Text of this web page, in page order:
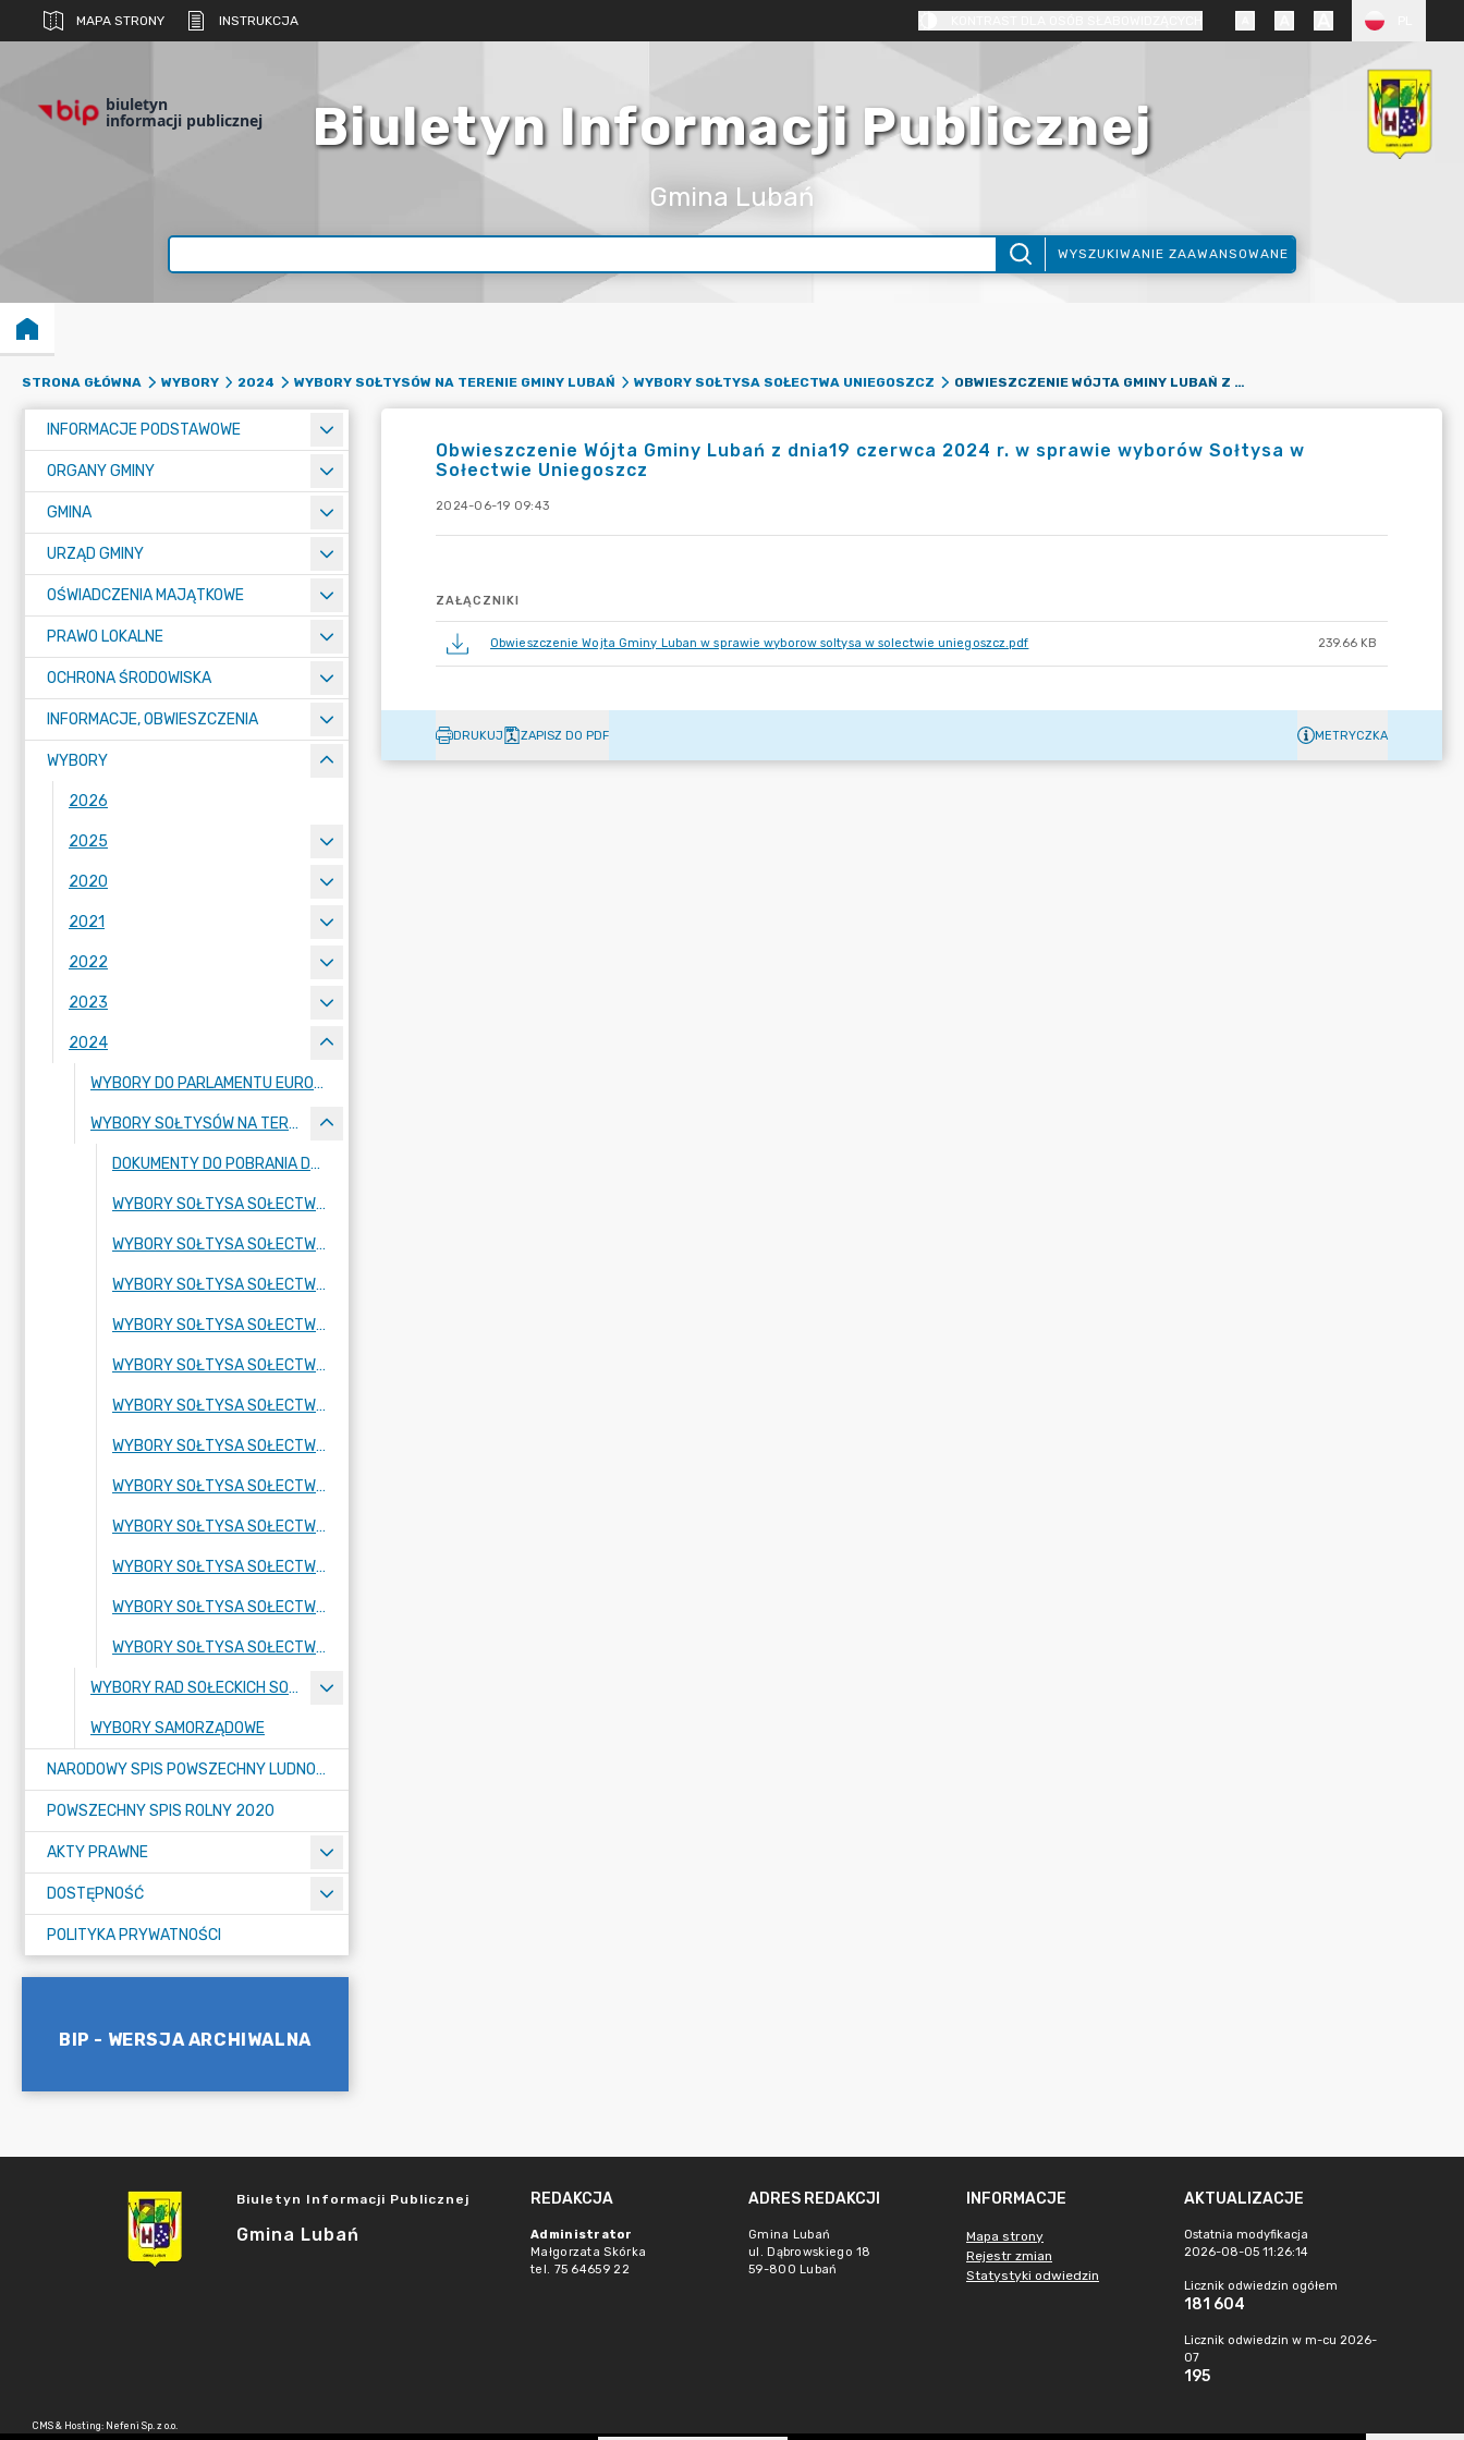
MAPA STRONY INSTRUKCJA
biuletyn
informacji publicznej Biuletyn Informacji Publicznej
Gmina Lubań
WYSZUKIWANIE ZAAWANSOWANE
STRONA GŁÓWNA WYBORY 2024 WYBORY SOŁTYSÓW NA TERENIE GMINY LUBAŃ WYBORY SOŁTYSA SOŁECTWA UNIEGOSZCZ OBWIESZCZENIE WÓJTA GMINY LUBAŃ Z DNIA19 CZERWCA 2024 R. W SPRAWIE WYBORÓW SOŁTYSA W SOŁECTWIE UNIEGOSZCZ
INFORMACJE PODSTAWOWE
ORGANY GMINY
GMINA
URZĄD GMINY
OŚWIADCZENIA MAJĄTKOWE
PRAWO LOKALNE
OCHRONA ŚRODOWISKA
INFORMACJE, OBWIESZCZENIA
WYBORY
2026
2025
2020
2021
2022
2023
2024
WYBORY DO PARLAMENTU EUROPEJSKIEGO
WYBORY SOŁTYSÓW NA TERENIE GMINY LUBAŃ
DOKUMENTY DO POBRANIA DLA KANDYDATA NA SOŁTYSA
WYBORY SOŁTYSA SOŁECTWA NAWOJÓW ŁUŻYCKI
WYBORY SOŁTYSA SOŁECTWA HENRYKÓW LUBAŃSKI
WYBORY SOŁTYSA SOŁECTWA JAŁOWIEC
WYBORY SOŁTYSA SOŁECTWA KOŚCIELNIK
WYBORY SOŁTYSA SOŁECTWA KOŚCIELNIKI DOLNE
WYBORY SOŁTYSA SOŁECTWA NAWOJÓW ŚLĄSKI
WYBORY SOŁTYSA SOŁECTWA MŚCISZÓW
WYBORY SOŁTYSA SOŁECTWA RADOGOSZCZ
WYBORY SOŁTYSA SOŁECTWA RADOSTÓW DOLNY I ŚREDNI
WYBORY SOŁTYSA SOŁECTWA RADOSTÓW GÓRNY
WYBORY SOŁTYSA SOŁECTWA UNIEGOSZCZ
WYBORY SOŁTYSA SOŁECTWA PISARZOWICE
WYBORY RAD SOŁECKICH SOŁECTW NA TERENIE GMINY LUBAŃ
WYBORY SAMORZĄDOWE
NARODOWY SPIS POWSZECHNY LUDNOŚCI I MIESZKAŃ W 2021
POWSZECHNY SPIS ROLNY 2020
AKTY PRAWNE
DOSTĘPNOŚĆ
POLITYKA PRYWATNOŚCI
BIP - WERSJA ARCHIWALNA
Obwieszczenie Wójta Gminy Lubań z dnia19 czerwca 2024 r. w sprawie wyborów Sołtysa w
Sołectwie Uniegoszcz
2024-06-19 09:43
ZAŁĄCZNIKI
Obwieszczenie Wojta Gminy Luban w sprawie wyborow soltysa w solectwie uniegoszcz.pdf 239.66 KB
DRUKUJ ZAPISZ DO PDF METRYCZKA
Biuletyn Informacji Publicznej
Gmina Lubań
REDAKCJA
Administrator
Małgorzata Skórka
tel. 75 64659 22
ADRES REDAKCJI
Gmina Lubań
ul. Dąbrowskiego 18
59-800 Lubań
INFORMACJE
Mapa strony
Rejestr zmian
Statystyki odwiedzin
AKTUALIZACJE
Ostatnia modyfikacja
2026-08-05 11:26:14
Licznik odwiedzin ogółem
181 604
Licznik odwiedzin w m-cu 2026-
07
195
CMS & Hosting: Nefeni Sp. z o.o.